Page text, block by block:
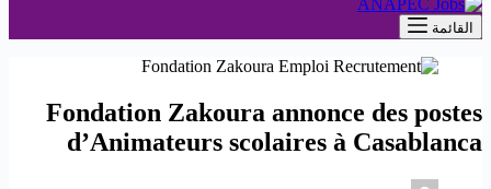
القائمة
Fondation Zakoura annonce des postes
d’Animateurs scolaires à Casablanca